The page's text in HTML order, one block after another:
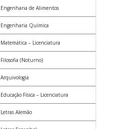
Engenharia de Alimentos
Engenharia Química
Matemática – Licenciatura
Filosofia (Noturno)
Arquivologia
Educação Física – Licenciatura
Letras Alemão